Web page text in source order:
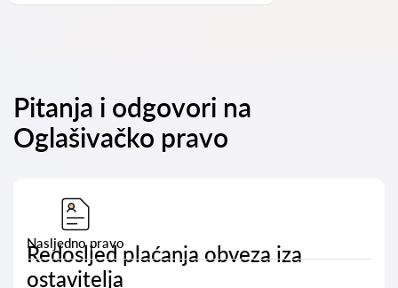
Pitanja i odgovori na
Oglašivačko pravo
Nasljedno pravo
Redosljed plaćanja obveza iza
ostavitelja